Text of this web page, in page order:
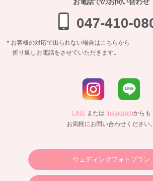
お電話でのお問い合わせ
047-410-
＊お客様の対応で出られない場合はこちらから
折り返しお電話をさせていただきます。
LINEまたは Instagramからも
お気軽にお問い合わせください。
ウェディングフォトプラン